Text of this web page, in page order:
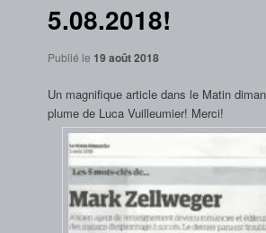
5.08.2018!
Publié le 19 août 2018
Un magnifique article dans le Matin
plume de Luca Vuilleumier! Merci!